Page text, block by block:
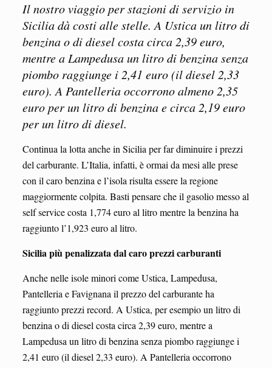
Il nostro viaggio per stazioni di servizio in
Sicilia dà costi alle stelle. A Ustica un litro di
benzina o di diesel costa circa 2,39 euro,
mentre a Lampedusa un litro di benzina senza
piombo raggiunge i 2,41 euro (il diesel 2,33
euro). A Pantelleria occorrono almeno 2,35
euro per un litro di benzina e circa 2,19 euro
per un litro di diesel.
Continua la lotta anche in Sicilia per far diminuire i prezzi
del carburante. L’Italia, infatti, è ormai da mesi alle prese
con il caro benzina e l’isola risulta essere la regione
maggiormente colpita. Basti pensare che il gasolio messo al
self service costa 1,774 euro al litro mentre la benzina ha
raggiunto l’1,923 euro al litro.
Sicilia più penalizzata dal caro prezzi carburanti
Anche nelle isole minori come Ustica, Lampedusa,
Pantelleria e Favignana il prezzo del carburante ha
raggiunto prezzi record. A Ustica, per esempio un litro di
benzina o di diesel costa circa 2,39 euro, mentre a
Lampedusa un litro di benzina senza piombo raggiunge i
2,41 euro (il diesel 2,33 euro). A Pantelleria occorrono